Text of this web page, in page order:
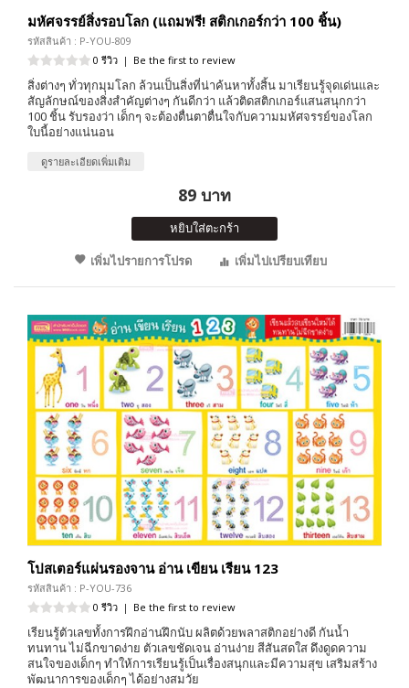
มหัศจรรย์สิ่งรอบโลก (แถมฟรี! สติกเกอร์กว่า 100 ชิ้น)
รหัสสินค้า : P-YOU-809
0 รีวิว | Be the first to review
สิ่งต่างๆ ทั่วทุกมุมโลก ล้วนเป็นสิ่งที่น่าค้นหาทั้งสิ้น มาเรียนรู้จุดเด่นและ
สัญลักษณ์ของสิ่งสำคัญต่างๆ กันดีกว่า แล้วติดสติกเกอร์แสนสนุกกว่า
100 ชิ้น รับรองว่า เด็กๆ จะต้องตื่นตาตื่นใจกับความมหัศจรรย์ของโลก
ใบนี้อย่างแน่นอน
ดูรายละเอียดเพิ่มเติม
89 บาท
หยิบใส่ตะกร้า
เพิ่มไปรายการโปรด
เพิ่มไปเปรียบเทียบ
โปสเตอร์แผ่นรองจาน อ่าน เขียน เรียน 123
รหัสสินค้า : P-YOU-736
0 รีวิว | Be the first to review
เรียนรู้ตัวเลขทั้งการฝึกอ่านฝึกนับ ผลิตด้วยพลาสติกอย่างดี กันน้ำ
ทนทาน ไม่ฉีกขาดง่าย ตัวเลขชัดเจน อ่านง่าย สีสันสดใส ดึงดูดความ
สนใจของเด็กๆ ทำให้การเรียนรู้เป็นเรื่องสนุกและมีความสุข เสริมสร้าง
พัฒนาการของเด็กๆ ได้อย่างสมวัย